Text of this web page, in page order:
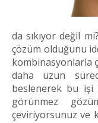
da sıkıyor değil
çözüm olduğunu
kombinasyonlarla
daha uzun
beslenerek bu
görünmez
çeviriyorsunuz ve